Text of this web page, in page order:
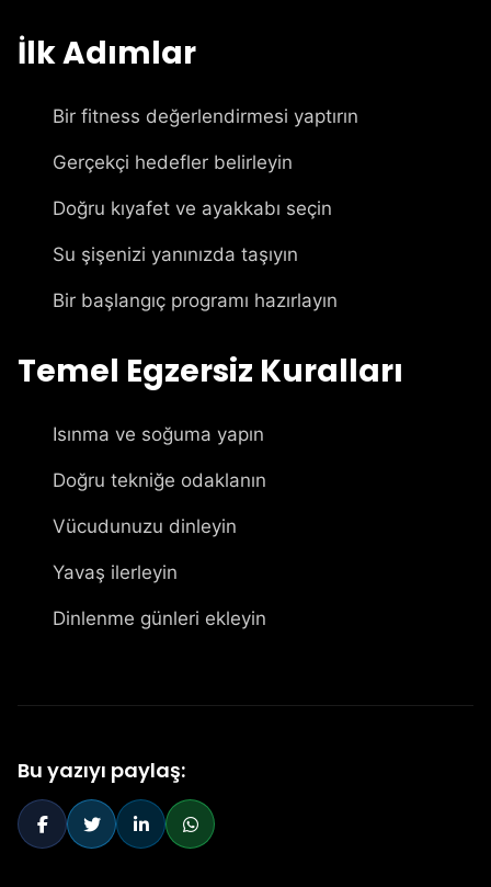
İlk Adımlar
Bir fitness değerlendirmesi yaptırın
Gerçekçi hedefler belirleyin
Doğru kıyafet ve ayakkabı seçin
Su şişenizi yanınızda taşıyın
Bir başlangıç programı hazırlayın
Temel Egzersiz Kuralları
Isınma ve soğuma yapın
Doğru tekniğe odaklanın
Vücudunuzu dinleyin
Yavaş ilerleyin
Dinlenme günleri ekleyin
Bu yazıyı paylaş: